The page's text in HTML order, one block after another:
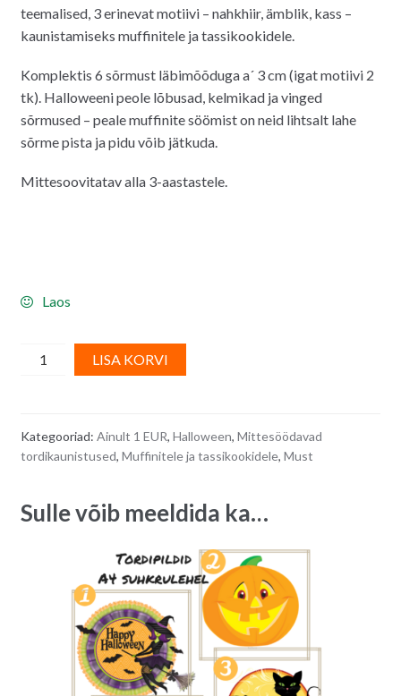
teemalised, 3 erinevat motiivi – nahkhiir, ämblik, kass –
kaunistamiseks muffinitele ja tassikookidele.
Komplektis 6 sõrmust läbimõõduga a´ 3 cm (igat motiivi 2
tk). Halloweeni peole lõbusad, kelmikad ja vinged
sõrmused – peale muffinite söömist on neid lihtsalt lahe
sõrme pista ja pidu võib jätkuda.
Mittesoovitatav alla 3-aastastele.
Laos
Mittesöödavad
tordikaunistused
teemalised,
3
motiivi
quantity
LISA KORVI
r
n
t
v
e
Kategooriad: Ainult 1 EUR, Halloween, Mittesöödavad
tordikaunistused, Muffinitele ja tassikookidele, Must
Sulle võib meeldida ka…